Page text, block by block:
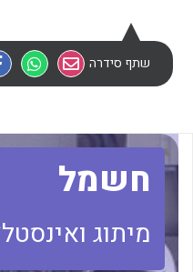
לכל מוצרי היצרן
לכל מוצרי היצרן
שתף סידרה
חשמל
מיתוג